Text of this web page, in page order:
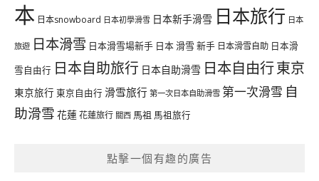
本 日本snowboard 日本初學滑雪 日本新手滑雪 日本旅行 日本
旅遊 日本滑雪 日本滑雪場新手 日本 滑雪 新手 日本滑雪自助 日本滑
雪自由行 日本自助旅行 日本自助滑雪 日本自由行東京
東京旅行 東京自由行 滑雪旅行 第一次日本自助滑雪 第一次滑雪 自
助滑雪 花蓮花蓮旅行 關西 馬祖 馬祖旅行
點擊一個有趣的廣告